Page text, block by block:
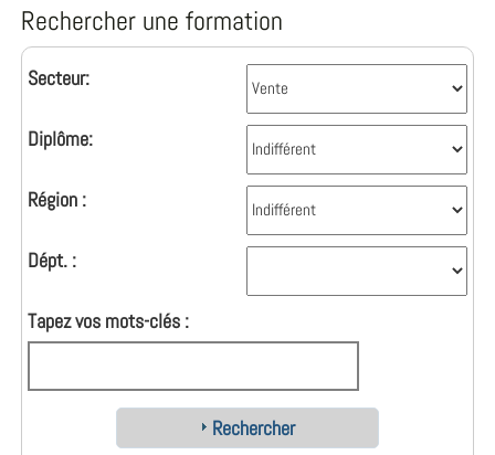
Rechercher une formation
Secteur:
Diplôme:
Région :
Dépt. :
Tapez vos mots-clés :
Rechercher